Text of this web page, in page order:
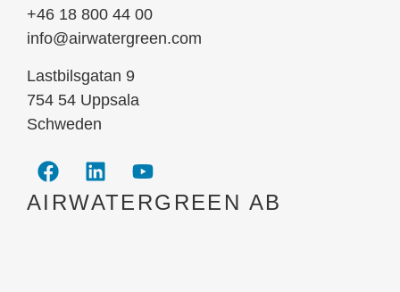
+46 18 800 44 00
info@airwatergreen.com
Lastbilsgatan 9
754 54 Uppsala
Schweden
AIRWATERGREEN AB